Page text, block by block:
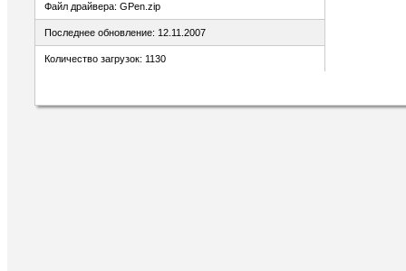
Файл драйвера: GPen.zip
Последнее обновление: 12.11.2007
Количество загрузок: 1130